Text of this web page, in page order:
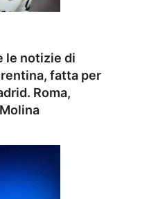
le notizie di
fatta per
Roma,